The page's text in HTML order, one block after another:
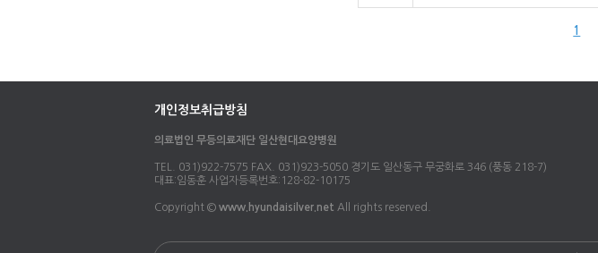
1
개인정보취급방침
의료법인 무등의료재단 일산현대요양병원
TEL. 031)922-7575 FAX. 031)923-5050 경기도 일산동구 무궁화로 346 (풍동 218-7)
대표:임동훈 사업자등록번호:128-82-10175
Copyright © www.hyundaisilver.net All rights reserved.